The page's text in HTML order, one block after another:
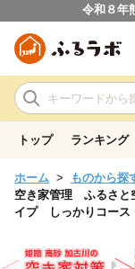
令和８年
トップ ランキング
ホーム ものから探
空き家管理 ふるさ
イプ しっかりコー